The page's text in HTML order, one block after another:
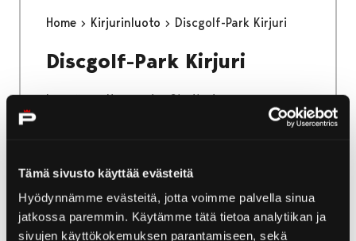
Tämä sivusto käyttää evästeitä
Hyödynnämme evästeitä, jotta voimme palvella sinua
jatkossa paremmin. Käytämme tätä tietoa analytiikan ja
sivujen käyttökokemuksen parantamiseen, sekä
Home Kirjurinluoto Discgolf-Park Kirjuri
Discgolf-Park Kirjuri
Im grünen Herzen der Stadt, der
Parklandschaft von Kirjurinluoto, kann auch
Home Kirjurinluoto Pfade und Routen